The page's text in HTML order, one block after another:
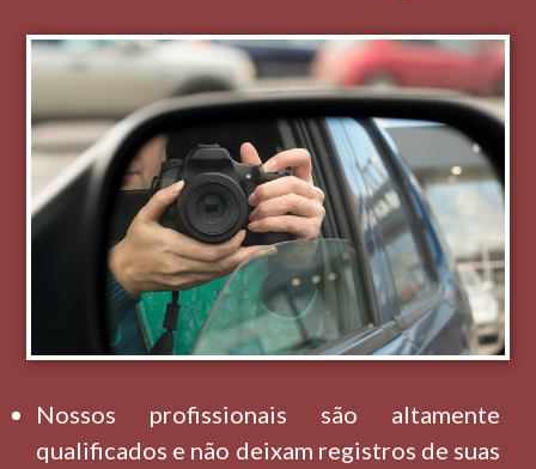
Nossos profissionais são altamente
qualificados e não deixam registros de suas